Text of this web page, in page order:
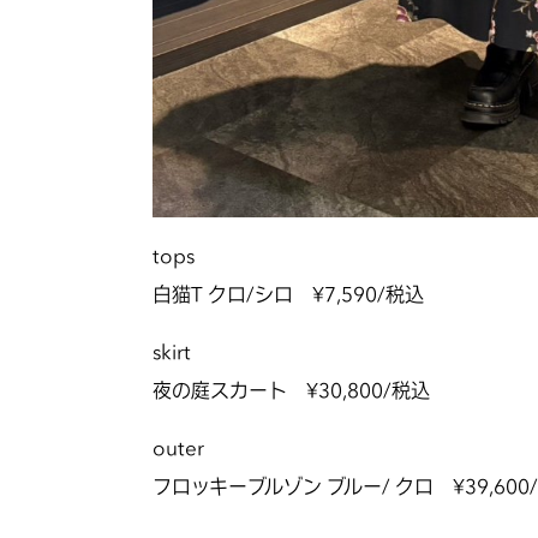
tops
白猫T クロ/シロ ¥7,590/税込
skirt
夜の庭スカート ¥30,800/税込
outer
フロッキーブルゾン ブルー/ クロ